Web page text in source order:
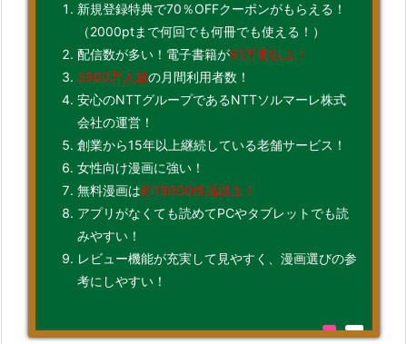
新規登録特典で70％OFFクーポンがもらえる！
（2000ptまで何回でも何冊でも使える！）
配信数が多い！電子書籍が91万冊以上！
3500万人超の月間利用者数！
安心のNTTグループであるNTTソルマーレ株式
会社の運営！
創業から15年以上継続している老舗サービス！
女性向け漫画に強い！
無料漫画は約15000作品以上！
アプリがなくても読めてPCやタブレットでも読
みやすい！
レビュー機能が充実して見やすく、漫画選びの参
考にしやすい！